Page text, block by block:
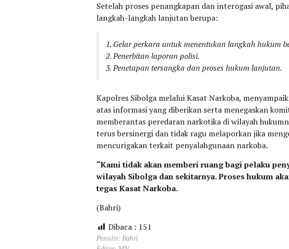
Setelah proses penangkapan dan interogasi awal,
langkah-langkah lanjutan berupa:
1. Gelar perkara untuk menentukan langkah hukum
2. Penerbitan laporan polisi.
3. Penetapan tersangka dan proses hukum lanjutan.
Kapolres Sibolga melalui Kasat Narkoba,
atas informasi yang diberikan serta menegaskan
memberantas peredaran narkotika di wilayah
terus bersinergi dan tidak ragu melaporkan jika
mencurigakan terkait penyalahgunaan narkoba.
“Kami tidak akan memberi ruang bagi pelaku
wilayah Sibolga dan sekitarnya. Proses hukum
tegas Kasat Narkoba.
(Bahri)
Dibaca : 151
Penulis: Bahri